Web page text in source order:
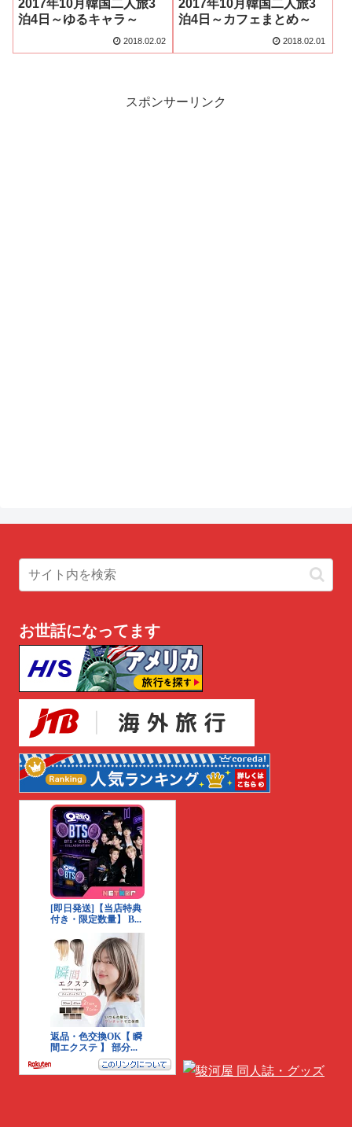
2017年10月韓国二人旅3
泊4日～ゆるキャラ～
2018.02.02
2017年10月韓国二人旅3
泊4日～カフェまとめ～
2018.02.01
スポンサーリンク
お世話になってます